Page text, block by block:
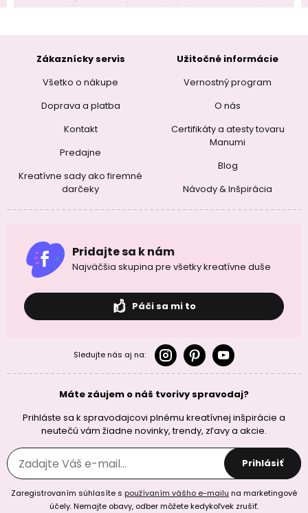
Zákaznícky servis
Všetko o nákupe
Doprava a platba
Kontakt
Predajne
Kreatívne sady ako firemné
darčeky
Užitočné informácie
Vernostný program
O nás
Certifikáty a atesty tovaru
Manumi
Blog
Návody & Inšpirácia
Pridajte sa k nám
Najväčšia skupina pre všetky kreatívne duše
Páči sa mi to
Sledujte nás aj na:
Máte záujem o náš tvorivy spravodaj?
Prihláste sa k spravodajcovi plnému kreatívnej inšpirácie a
neutečú vám žiadne novinky, trendy, zľavy a akcie.
Prihlásiť
Zaregistrovaním súhlasíte s používaním vášho e-mailu na marketingové
účely. Nemajte obavy, odber môžete kedykoľvek zrušiť.